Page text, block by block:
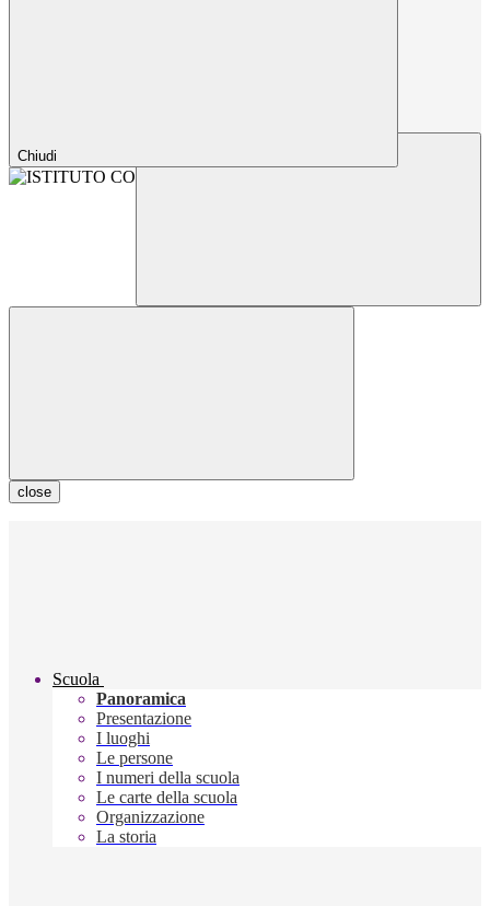
Chiudi
close
Scuola
Panoramica
Presentazione
I luoghi
Le persone
I numeri della scuola
Le carte della scuola
Organizzazione
La storia